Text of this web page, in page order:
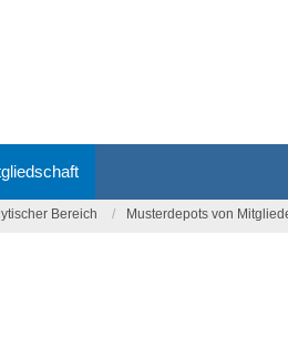
Bereich Musterdepots von